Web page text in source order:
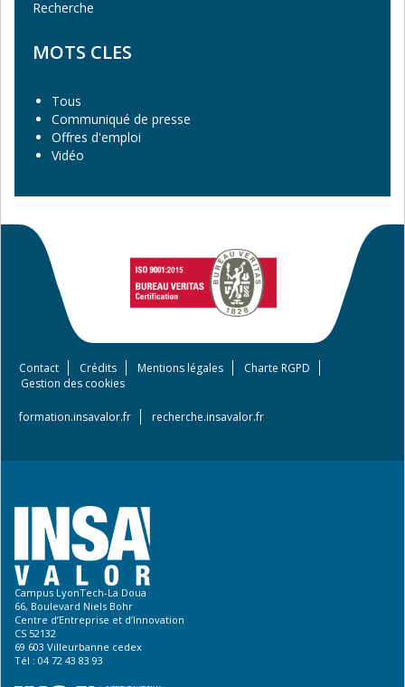
Recherche
MOTS CLES
Tous
Communiqué de presse
Offres d'emploi
Vidéo
Footer
Contact Crédits Mentions légales
Charte RGPD
Gestion des cookies
formation.insavalor.fr recherche.insavalor.fr
Campus LyonTech-La Doua
66, Boulevard Niels Bohr
Centre d’Entreprise et d’Innovation
CS 52132
69 603 Villeurbanne cedex
Tél : 04 72 43 83 93